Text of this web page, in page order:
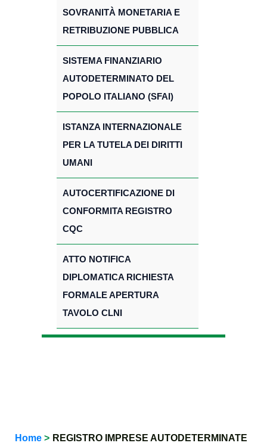
SOVRANITÀ MONETARIA E
RETRIBUZIONE PUBBLICA
SISTEMA FINANZIARIO
AUTODETERMINATO DEL
POPOLO ITALIANO (SFAI)
ISTANZA INTERNAZIONALE
PER LA TUTELA DEI DIRITTI
UMANI
AUTOCERTIFICAZIONE DI
CONFORMITA REGISTRO
CQC
ATTO NOTIFICA
DIPLOMATICA RICHIESTA
FORMALE APERTURA
TAVOLO CLNI
Home REGISTRO IMPRESE AUTODETERMINATE